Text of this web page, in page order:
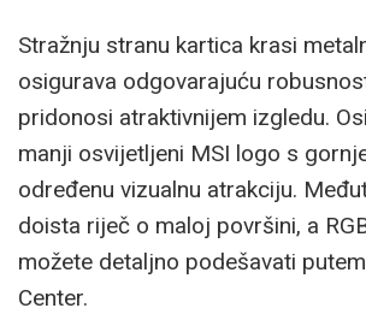
Stražnju stranu kartica krasi
osigurava odgovarajuću
pridonosi atraktivnijem izgledu.
manji osvijetljeni MSI logo s
određenu vizualnu atrakciju.
doista riječ o maloj površini, a
možete detaljno podešavati
Center.